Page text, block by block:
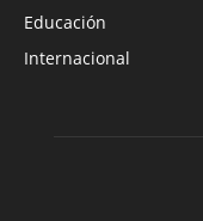
Educación
Internacional